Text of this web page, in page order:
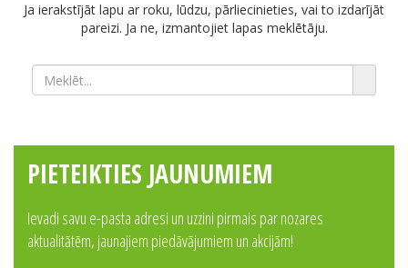
Ja ierakstījāt lapu ar roku, lūdzu, pārliecinieties, vai to izdarījāt
pareizi. Ja ne, izmantojiet lapas meklētāju.
PIETEIKTIES JAUNUMIEM
Ievadi savu e-pasta adresi un uzzini pirmais par nozares
aktualitātēm, jaunajiem piedāvājumiem un akcijām!